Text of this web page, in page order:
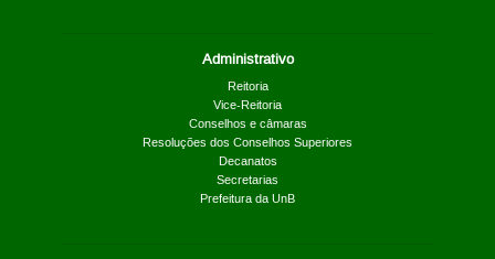
Administrativo
Reitoria
Vice-Reitoria
Conselhos e câmaras
Resoluções dos Conselhos Superiores
Decanatos
Secretarias
Prefeitura da UnB